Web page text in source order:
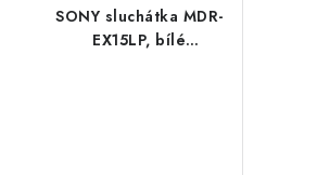
SONY sluchátka MDR-
EX15LP, bílé